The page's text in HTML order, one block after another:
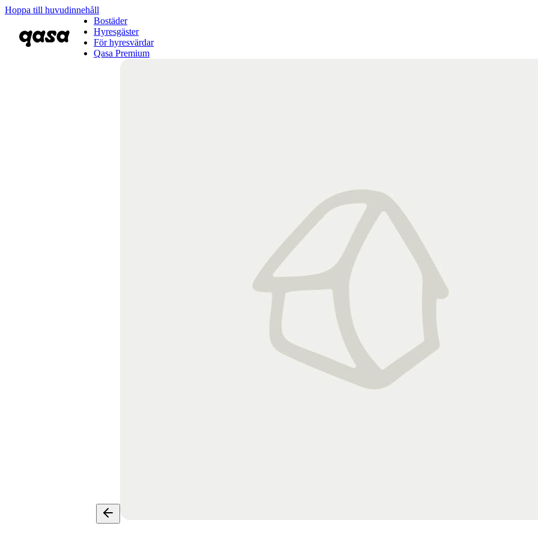
Hoppa till huvudinnehåll
Bostäder
Hyresgäster
För hyresvärdar
Qasa Premium